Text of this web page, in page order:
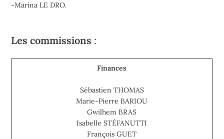
-Marina LE DRO.
Les commissions :
Finances
Sébastien THOMAS
Marie-Pierre BARIOU
Gwilhem BRAS
Isabelle STÉFANUTTI
François GUET